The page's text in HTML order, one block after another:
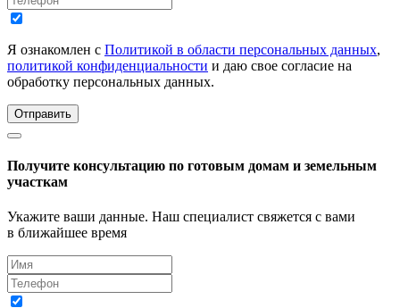
Я ознакомлен с Политикой в области персональных данных,
политикой конфиденциальности и даю свое согласие на
обработку персональных данных.
Отправить
Получите консультацию по готовым домам и земельным
участкам
Укажите ваши данные. Наш специалист свяжется с вами
в ближайшее время